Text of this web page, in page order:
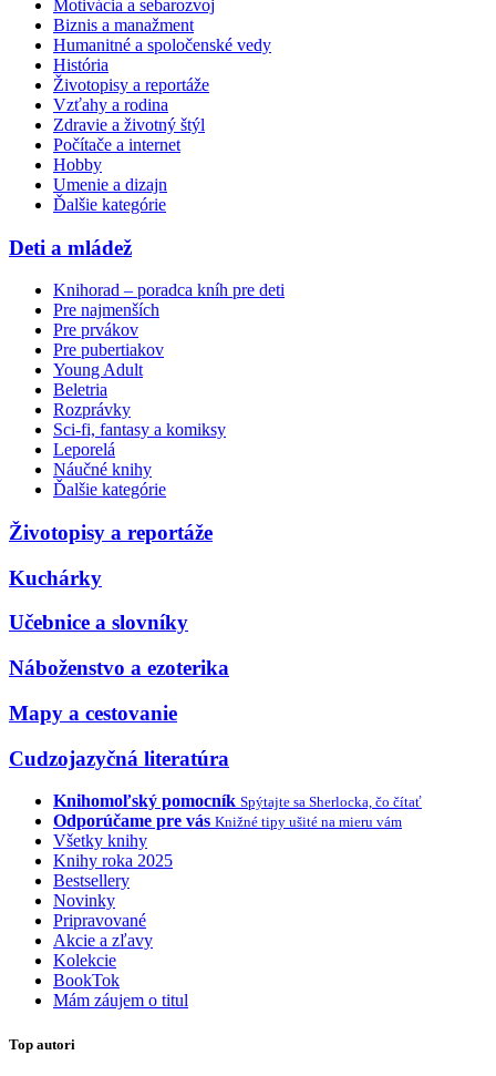
Motivácia a sebarozvoj
Biznis a manažment
Humanitné a spoločenské vedy
História
Životopisy a reportáže
Vzťahy a rodina
Zdravie a životný štýl
Počítače a internet
Hobby
Umenie a dizajn
Ďalšie kategórie
Deti a mládež
Knihorad – poradca kníh pre deti
Pre najmenších
Pre prvákov
Pre pubertiakov
Young Adult
Beletria
Rozprávky
Sci-fi, fantasy a komiksy
Leporelá
Náučné knihy
Ďalšie kategórie
Životopisy a reportáže
Kuchárky
Učebnice a slovníky
Náboženstvo a ezoterika
Mapy a cestovanie
Cudzojazyčná literatúra
Knihomoľský pomocník Spýtajte sa Sherlocka, čo čítať
Odporúčame pre vás Knižné tipy ušité na mieru vám
Všetky knihy
Knihy roka 2025
Bestsellery
Novinky
Pripravované
Akcie a zľavy
Kolekcie
BookTok
Mám záujem o titul
Top autori